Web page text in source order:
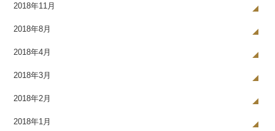
2018年11月
2018年8月
2018年4月
2018年3月
2018年2月
2018年1月